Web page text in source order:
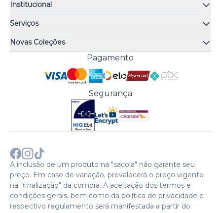
Institucional
Quem somos
Quiz de fragrâncias
Trocas e Devoluções
Troque Fácil
Perguntas Frequentes
Política de Pagamento
Política de Entrega
Política de Privacidade
Comprar com CNPJ?
Sobre a COTY no mundo
Serviços
Atendimento
Meus Pedidos
Trabalhe Conosco
Preferências de Cookies
Novas Coleções
Cenoura & Bronze
Pagamento
Segurança
A inclusão de um produto na "sacola" não garante seu
preço. Em caso de variação, prevalecerá o preço vigente
na "finalização" da compra. A aceitação dos termos e
condições gerais, bem como da política de privacidade e
respectivo regulamento será manifestada a partir do